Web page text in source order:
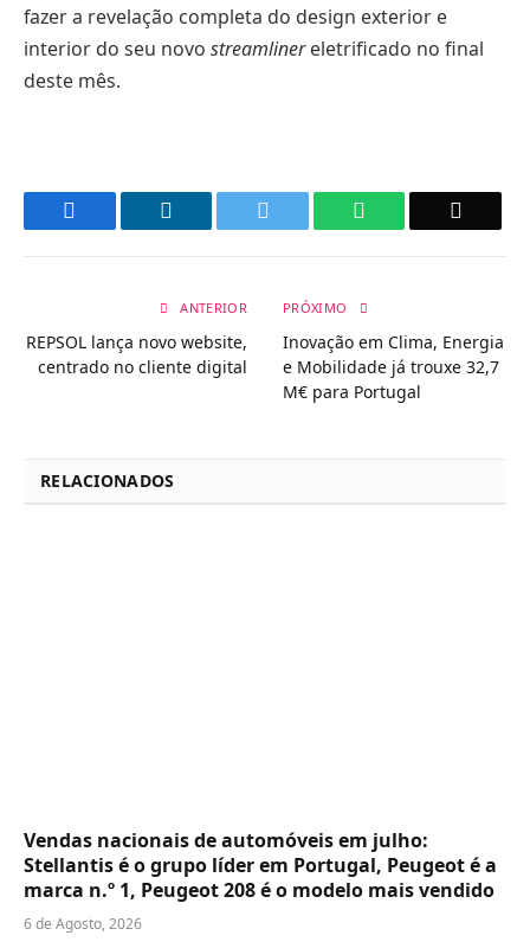
fazer a revelação completa do design exterior e
interior do seu novo streamlinereletrificado no final
deste mês.
WhatsApp
ANTERIOR
REPSOL lança novo website,
centrado no cliente digital
PRÓXIMO
Inovação em Clima, Energia
e Mobilidade já trouxe 32,7
M€ para Portugal
RELACIONADOS
Vendas nacionais de automóveis em julho:
Stellantis é o grupo líder em Portugal, Peugeot é a
marca n.º 1, Peugeot 208 é o modelo mais vendido
6 de Agosto, 2026